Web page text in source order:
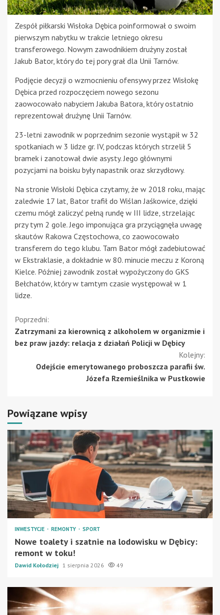
Zespół piłkarski Wisłoka Dębica poinformował o swoim
pierwszym nabytku w trakcie letniego okresu
transferowego. Nowym zawodnikiem drużyny został
Jakub Bator, który do tej pory grał dla Unii Tarnów.
Podjęcie decyzji o wzmocnieniu ofensywy przez Wisłokę
Dębica przed rozpoczęciem nowego sezonu
zaowocowało nabyciem Jakuba Batora, który ostatnio
reprezentował drużynę Unii Tarnów.
23-letni zawodnik w poprzednim sezonie wystąpił w 32
spotkaniach w 3 lidze gr. IV, podczas których strzelił 5
bramek i zanotował dwie asysty. Jego głównymi
pozycjami na boisku były napastnik oraz skrzydłowy.
Na stronie Wisłoki Dębica czytamy, że w 2018 roku, mając
zaledwie 17 lat, Bator trafił do Wiślan Jaśkowice, dzięki
czemu mógł zaliczyć pełną rundę w III lidze, strzelając
przy tym 2 gole. Jego imponująca gra przyciągnęła uwagę
skautów Rakowa Częstochowa, co zaowocowało
transferem do tego klubu. Tam Bator mógł zadebiutować
w Ekstraklasie, a dokładnie w 80. minucie meczu z Koroną
Kielce. Później zawodnik został wypożyczony do GKS
Bełchatów, który w tamtym czasie występował w 1
lidze.
Kontynuuj
czytanie
Poprzedni:
Zatrzymani za kierownicą z alkoholem w organizmie i
bez praw jazdy: relacja z działań Policji w Dębicy
Kolejny:
Odejście emerytowanego proboszcza parafii św.
Józefa Rzemieślnika w Pustkowie
Powiązane wpisy
INWESTYCJE REMONTY SPORT
Nowe toalety i szatnie na lodowisku w Dębicy:
remont w toku!
Dawid Kołodziej 1 sierpnia 2026 49